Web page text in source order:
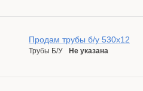
Продам трубы б/у 530х12
Трубы Б/У Не указана